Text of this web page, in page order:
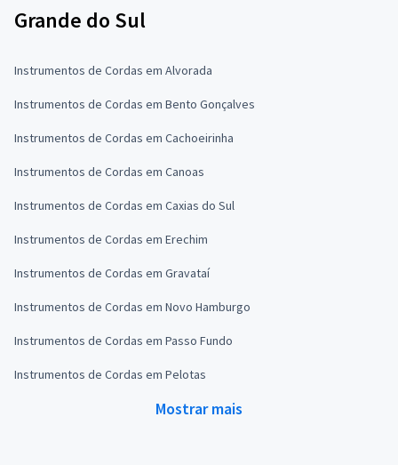
Grande do Sul
Instrumentos de Cordas em Alvorada
Instrumentos de Cordas em Bento Gonçalves
Instrumentos de Cordas em Cachoeirinha
Instrumentos de Cordas em Canoas
Instrumentos de Cordas em Caxias do Sul
Instrumentos de Cordas em Erechim
Instrumentos de Cordas em Gravataí
Instrumentos de Cordas em Novo Hamburgo
Instrumentos de Cordas em Passo Fundo
Instrumentos de Cordas em Pelotas
Mostrar mais